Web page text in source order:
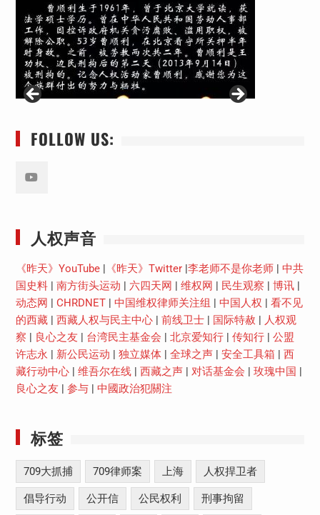
FOLLOW US:
人权声音
《昨天》YouTube| 《昨天》Twitter| 李老师不是你老师| 中共
国史料| 南方街头运动 六四天网 维权网 民生观察 博讯|
动态网
CHRDNET| 中国维权律师关注组 中国人权
看不见
的西藏| 西藏人权与民主中心| 前线卫士| 国际特赦
人权观
察
良心之友 台湾民主基金会 北京爱知行| 传知行| 公盟
许志永
新公民运动 独立媒体| 全球之声| 安全工具箱
西
藏行动中心| 维吾尔在线| 西藏之声| 对话基金会 玫瑰中国
良心之友
参与| 中國政治犯關注
标签
709大抓捕 709律师案 上海 人权捍卫者
倡导行动 公开信 公民权利 刑事拘留